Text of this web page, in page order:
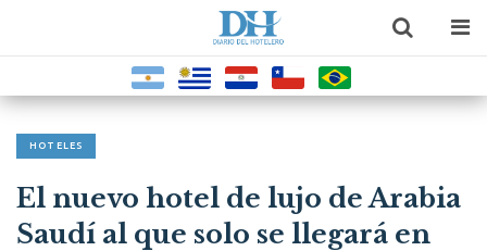
HOTELES
El nuevo hotel de lujo de Arabia
Saudí al que solo se llegará en